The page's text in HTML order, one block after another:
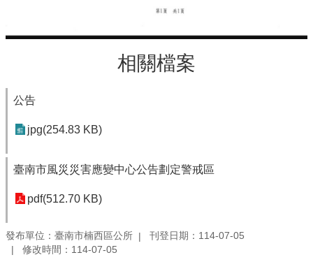
相關檔案
公告
jpg(254.83 KB)
臺南市風災災害應變中心公告劃定警戒區
pdf(512.70 KB)
發布單位：臺南市楠西區公所
刊登日期：114-07-05
修改時間：114-07-05